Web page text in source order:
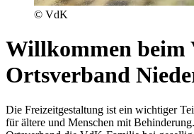
© VdK
Willkommen beim
Ortsverband
Die Freizeitgestaltung ist ein wichtiger
für ältere und Menschen mit